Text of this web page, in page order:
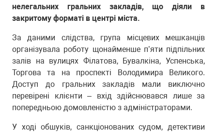
нелегальних гральних закладів, що діяли в
закритому форматі в центрі міста.
За даними слідства, група місцевих мешканців
організувала роботу щонайменше п’яти підпільних
залів на вулицях Філатова, Бувалкіна, Успенська,
Торгова та на проспекті Володимира Великого.
Доступ до гральних закладів мали виключно
перевірені клієнти – вхід здійснювався лише за
попередньою домовленістю з адміністраторами.
У ході обшуків, санкціонованих судом, детективи